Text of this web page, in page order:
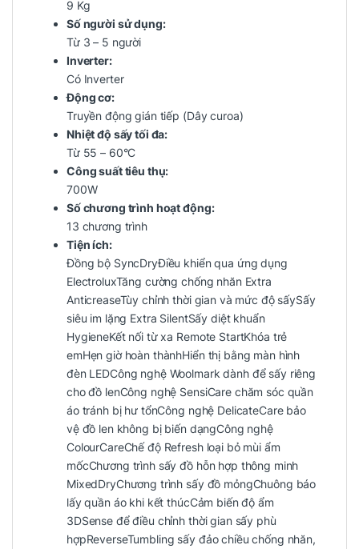
9 Kg
Số người sử dụng:
Từ 3 – 5 người
Inverter:
Có Inverter
Động cơ:
Truyền động gián tiếp (Dây curoa)
Nhiệt độ sấy tối đa:
Từ 55 – 60°C
Công suất tiêu thụ:
700W
Số chương trình hoạt động:
13 chương trình
Tiện ích:
Đồng bộ SyncDryĐiều khiển qua ứng dụng
ElectroluxTăng cường chống nhăn Extra
AnticreaseTùy chỉnh thời gian và mức độ sấySấy
siêu im lặng Extra SilentSấy diệt khuẩn
HygieneKết nối từ xa Remote StartKhóa trẻ
emHẹn giờ hoàn thànhHiển thị bằng màn hình
đèn LEDCông nghệ Woolmark dành để sấy riêng
cho đồ lenCông nghệ SensiCare chăm sóc quần
áo tránh bị hư tổnCông nghệ DelicateCare bảo
vệ đồ len không bị biến dạngCông nghệ
ColourCareChế độ Refresh loại bỏ mùi ẩm
mốcChương trình sấy đồ hỗn hợp thông minh
MixedDryChương trình sấy đồ mỏngChuông báo
lấy quần áo khi kết thúcCảm biến độ ẩm
3DSense để điều chỉnh thời gian sấy phù
hợpReverseTumbling sấy đảo chiều chống nhăn,